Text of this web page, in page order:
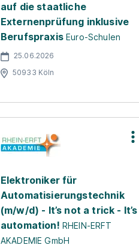
auf die staatliche
Externenprüfung inklusive
Berufspraxis Euro-Schulen
25.06.2026
50933 Köln
Elektroniker für
Automatisierungstechnik
(m/w/d) - It’s not a trick - It’s
automation! RHEIN-ERFT
AKADEMIE GmbH